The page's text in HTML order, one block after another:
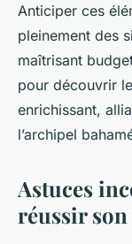
Anticiper ces
pleinement des
maîtrisant
pour découvrir
enrichissant,
l’archipel
Astuces
réussir son